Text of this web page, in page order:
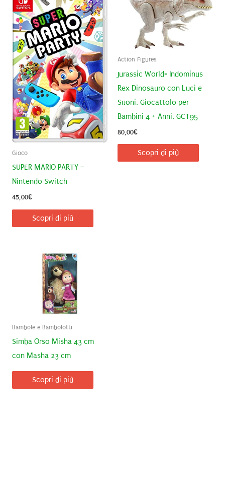
Gioco
SUPER MARIO PARTY –
Nintendo Switch
45,00€
Scopri di più
Action Figures
Jurassic World- Indominus
Rex Dinosauro con Luci e
Suoni, Giocattolo per
Bambini 4 + Anni, GCT95
80,00€
Scopri di più
Bambole e Bambolotti
Simba Orso Misha 43 cm
con Masha 23 cm
Scopri di più